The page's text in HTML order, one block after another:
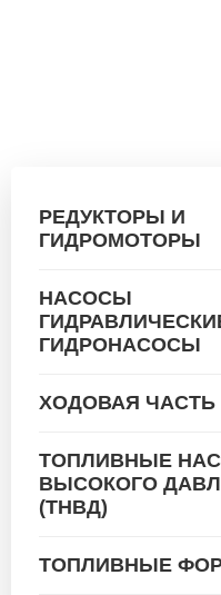
РЕДУКТОРЫ И
ГИДРОМОТОРЫ
НАСОСЫ
ГИДРОНАСОСЫ
ХОДОВАЯ ЧАСТЬ
ТОПЛИВНЫЕ
ВЫСОКОГО
(ТНВД)
ТОПЛИВНЫЕ